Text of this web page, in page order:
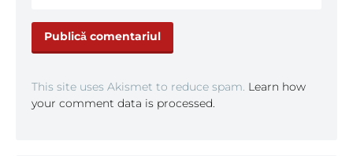
This site uses Akismet to reduce spam. Learn how
your comment data is processed.